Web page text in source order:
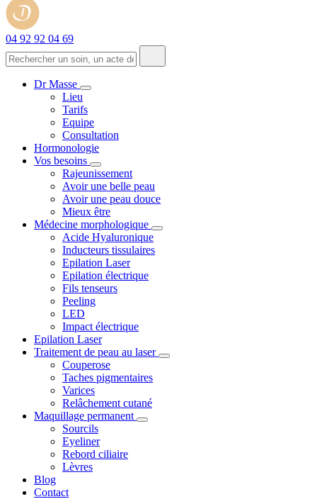
04 92 92 04 69
Dr Masse
Lieu
Tarifs
Equipe
Consultation
Hormonologie
Vos besoins
Rajeunissement
Avoir une belle peau
Avoir une peau douce
Mieux être
Médecine morphologique
Acide Hyaluronique
Inducteurs tissulaires
Epilation Laser
Epilation électrique
Fils tenseurs
Peeling
LED
Impact électrique
Epilation Laser
Traitement de peau au laser
Couperose
Taches pigmentaires
Varices
Relâchement cutané
Maquillage permanent
Sourcils
Eyeliner
Rebord ciliaire
Lèvres
Blog
Contact